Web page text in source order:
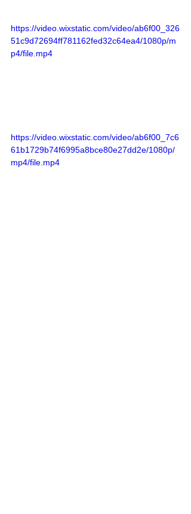
https://video.wixstatic.com/video/ab6f00_326
51c9d72694ff781162fed32c64ea4/1080p/m
p4/file.mp4
https://video.wixstatic.com/video/ab6f00_7c6
61b1729b74f6995a8bce80e27dd2e/1080p/
mp4/file.mp4